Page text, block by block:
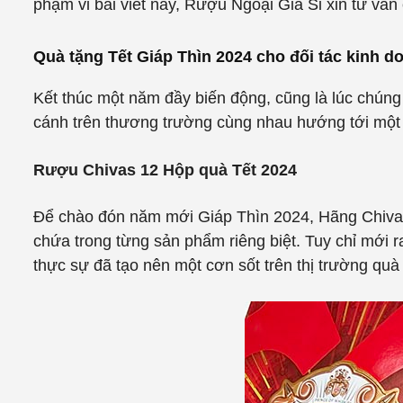
phạm vi bài viết này, Rượu Ngoại Giá Sỉ xin tư
Quà tặng Tết Giáp Thìn 2024 cho đối tác kinh
Kết thúc một năm đầy biến động, cũng là lúc
cánh trên thương trường cùng nhau hướng tới
Rượu Chivas 12 Hộp quà Tết 2024
Để chào đón năm mới Giáp Thìn 2024, Hãng
chứa trong từng sản phẩm riêng biệt. Tuy chỉ mới
thực sự đã tạo nên một cơn sốt trên thị trường quà